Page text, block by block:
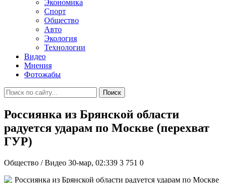
Экономика
Спорт
Общество
Авто
Экология
Технологии
Видео
Мнения
Фотожабы
Поиск
Россиянка из Брянской области
радуется ударам по Москве (перехват
ГУР)
Общество / Видео 30-мар, 02:339 3 751 0